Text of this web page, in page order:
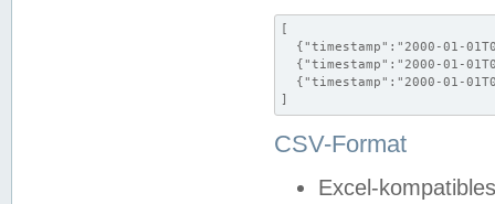
[
{"timestamp":"2000-01-
{"timestamp":"2000-01-
{"timestamp":"2000-01-
]
CSV-Format
Excel-